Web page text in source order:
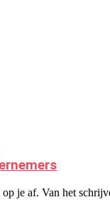
je af. Van het